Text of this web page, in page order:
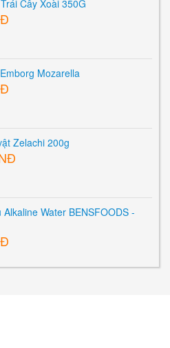
Cây Xoài 350G
Mozarella
Zelachi 200g
Water BENSFOODS -